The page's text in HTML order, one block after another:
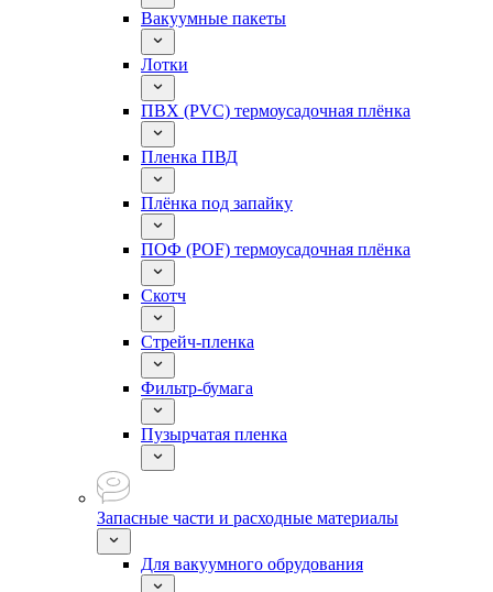
Вакуумные пакеты
Лотки
ПВХ (PVC) термоусадочная плёнка
Пленка ПВД
Плёнка под запайку
ПОФ (POF) термоусадочная плёнка
Скотч
Стрейч-пленка
Фильтр-бумага
Пузырчатая пленка
Запасные части и расходные материалы
Для вакуумного обрудования